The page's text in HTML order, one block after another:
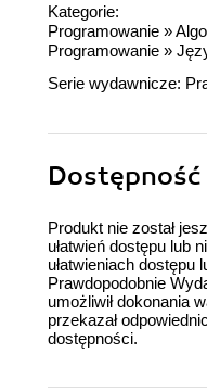
Kategorie:
Programowanie »
Programowanie »
Serie wydawnicze:
Produkt nie został
ułatwień dostępu lub
ułatwieniach dostępu
Prawdopodobnie
umożliwił dokonania
przekazał
dostępności.